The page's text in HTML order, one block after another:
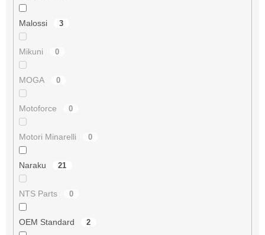
Malossi 3
Mikuni 0
MOGA 0
Motoforce 0
Motori Minarelli 0
Naraku 21
NTS Parts 0
OEM Standard 2